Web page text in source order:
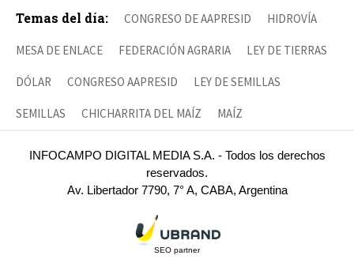
Temas del día: CONGRESO DE AAPRESID HIDROVÍA
MESA DE ENLACE FEDERACIÓN AGRARIA LEY DE TIERRAS
DÓLAR CONGRESO AAPRESID LEY DE SEMILLAS
SEMILLAS CHICHARRITA DEL MAÍZ MAÍZ
INFOCAMPO DIGITAL MEDIA S.A. - Todos los derechos
reservados.
Av. Libertador 7790, 7° A, CABA, Argentina
SEO partner